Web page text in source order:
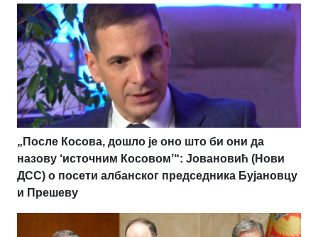
„После Косова, дошло је оно што би они да
назову ‘источним Косовом’“: Јовановић (Нови
ДСС) о посети албанског председника Бујановцу
и Прешеву